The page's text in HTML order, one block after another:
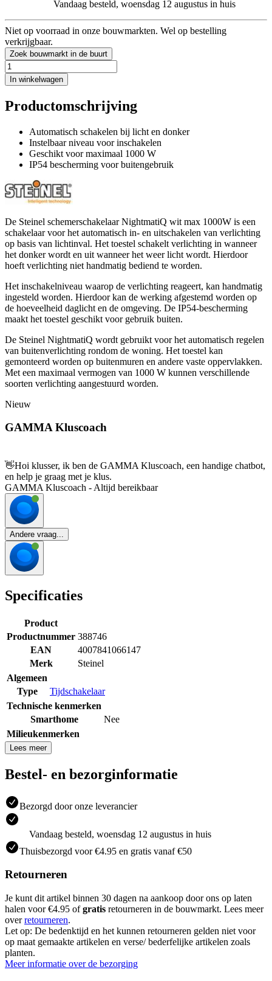
Vandaag besteld, woensdag 12 augustus in huis
Niet op voorraad in onze bouwmarkten. Wel op bestelling
verkrijgbaar.
Zoek bouwmarkt in de buurt
In winkelwagen
Productomschrijving
Automatisch schakelen bij licht en donker
Instelbaar niveau voor inschakelen
Geschikt voor maximaal 1000 W
IP54 bescherming voor buitengebruik
De Steinel schemerschakelaar NightmatiQ wit max 1000W is een
schakelaar voor het automatisch in- en uitschakelen van verlichting
op basis van lichtinval. Het toestel schakelt verlichting in wanneer
het donker wordt en uit wanneer het weer licht wordt. Hierdoor
hoeft verlichting niet handmatig bediend te worden.
Het inschakelniveau waarop de verlichting reageert, kan handmatig
ingesteld worden. Hierdoor kan de werking afgestemd worden op
de hoeveelheid daglicht en de omgeving. De IP54-bescherming
maakt het toestel geschikt voor gebruik buiten.
De Steinel NightmatiQ wordt gebruikt voor het automatisch regelen
van buitenverlichting rondom de woning. Het toestel kan
gemonteerd worden op buitenmuren en andere vaste oppervlakken.
Met een maximaal vermogen van 1000 W kunnen verschillende
soorten verlichting aangestuurd worden.
Nieuw
GAMMA Kluscoach
👋Hoi klusser, ik ben de GAMMA Kluscoach, een handige chatbot,
en help je graag met je klus.
GAMMA Kluscoach - Altijd bereikbaar
Andere vraag...
Specificaties
Product
Productnummer 388746
EAN
4007841066147
Merk
Steinel
Algemeen
Type
Tijdschakelaar
Technische kenmerken
Smarthome
Nee
Milieukenmerken
Lees meer
Bestel- en bezorginformatie
Bezorgd door onze leverancier
Vandaag besteld, woensdag 12 augustus in huis
Thuisbezorgd voor €4.95 en gratis vanaf €50
Retourneren
Je kunt dit artikel binnen 30 dagen na aankoop door ons op laten
halen voor €4.95 ofgratis retourneren in de bouwmarkt. Lees meer
overretourneren.
Let op: De bedenktijd en het kunnen retourneren gelden niet voor
op maat gemaakte artikelen en verse/ bederfelijke artikelen zoals
planten.
Meer informatie over de bezorging